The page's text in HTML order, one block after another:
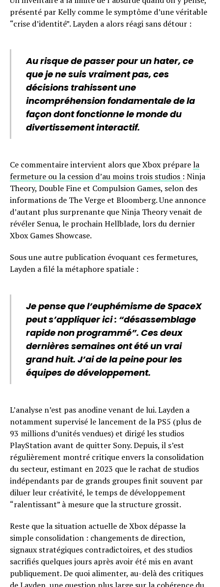
présenté par Kelly comme le symptôme d’une véritable
“crise d’identité”. Layden a alors réagi sans détour :
Au risque de passer pour un hater, ce
que je ne suis vraiment pas, ces
décisions trahissent une
incompréhension fondamentale de la
façon dont fonctionne le monde du
divertissement interactif.
Ce commentaire intervient alors que Xbox préparela
fermeture ou la cession d’au moins trois studios : Ninja
Theory, Double Fine et Compulsion Games, selon des
informations de The Verge et Bloomberg. Une annonce
d’autant plus surprenante que Ninja Theory venait de
révéler Senua, le prochain Hellblade, lors du dernier
Xbox Games Showcase.
Sous une autre publication évoquant ces fermetures,
Layden a filé la métaphore spatiale :
Je pense que l’euphémisme de SpaceX
peut s’appliquer ici : “désassemblage
rapide non programmé”. Ces deux
dernières semaines ont été un vrai
grand huit. J’ai de la peine pour les
équipes de développement.
L’analyse n’est pas anodine venant de lui. Layden a
notamment supervisé le lancement de la PS5 (plus de
93 millions d’unités vendues) et dirigé les studios
PlayStation avant de quitter Sony. Depuis, il s’est
régulièrement montré critique envers la consolidation
du secteur, estimant en 2023 que le rachat de studios
indépendants par de grands groupes finit souvent par
diluer leur créativité, le temps de développement
“ralentissant” à mesure que la structure grossit.
Reste que la situation actuelle de Xbox dépasse la
simple consolidation : changements de direction,
signaux stratégiques contradictoires, et des studios
sacrifiés quelques jours après avoir été mis en avant
publiquement. De quoi alimenter, au-delà des critiques